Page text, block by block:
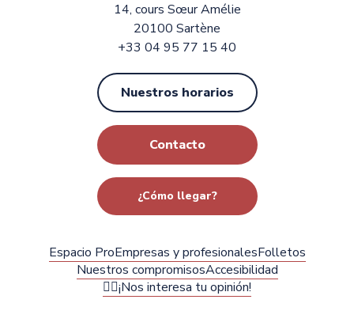
14, cours Sœur Amélie
20100 Sartène
+33 04 95 77 15 40
Nuestros horarios
Contacto
¿Cómo llegar?
Espacio ProEmpresas y profesionalesFolletos
Nuestros compromisosAccesibilidad
✍🏻¡Nos interesa tu opinión!